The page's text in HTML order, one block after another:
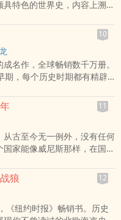
容易清晰的洞察历史。因为
，历史本身就是最优秀的作
》用全新的方式讲述了一段
特之处令人顿感妙趣横生、
呈现了日本军国主义的兴起
了太平洋战争的前因后果，
之间的军事、政治、外交和
许多史实，情节生动曲折；
脉络清晰，对事件和人物有
太平洋战争”系列第二部《铤
战役，德、意、日签订《三
败等内容。
特色的世界史，内容上溯人
世界大战。在《世界简史》
希腊罗马、欧洲文艺复兴、
美国独立战争、法国大革命
方文化，包括儒家和道家，
比同时代的许多著作更早地
心论的褊狭，在《世界简
个人类文明的遗产，包括文
这是人类历史进程中真正有
身份著史，文采蔚然，因
的可读性，自问世以来，一
的典范读本！
10
名作，全球畅销数千万册。
期，每个历史时期都有精辟
人文关照和俏皮睿智的文
长卷。无论是对历史一无所
著的专家，都可以在这部
发和阅读快感。
11
古至今无一例外，没有任何
家能像威尼斯那样，在国家
此长久。人类智慧所能及
速度，推迟衰退的时间而
全没有得到上天眷顾的毫无
生的缺陷，才会力求将这份
的一个国家在文艺复兴时代
狼 12
《纽约时报》畅销书。历史